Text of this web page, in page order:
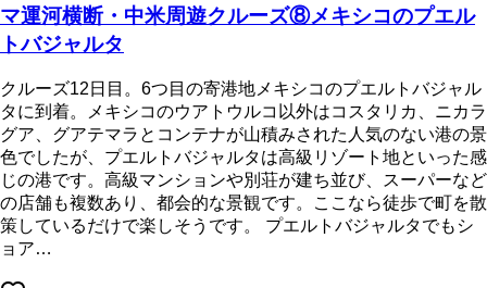
マ運河横断・中米周遊クルーズ⑧メキシコのプエル
トバジャルタ
クルーズ12日目。6つ目の寄港地メキシコのプエルトバジャル
タに到着。メキシコのウアトウルコ以外はコスタリカ、ニカラ
グア、グアテマラとコンテナが山積みされた人気のない港の景
色でしたが、プエルトバジャルタは高級リゾート地といった感
じの港です。高級マンションや別荘が建ち並び、スーパーなど
の店舗も複数あり、都会的な景観です。ここなら徒歩で町を散
策しているだけで楽しそうです。 プエルトバジャルタでもシ
ョア…